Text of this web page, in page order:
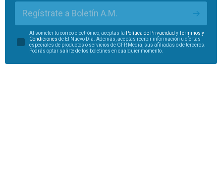
Regístrate a Boletín A.M.
Al someter tu correo electrónico, aceptas la Política de Privacidad yTérminos y
Condiciones de El Nuevo Día. Además, aceptas recibir información u ofertas
especiales de productos o servicios de GFR Media, sus afiliadas o de terceros.
Podrás optar salirte de los boletines en cualquier momento.